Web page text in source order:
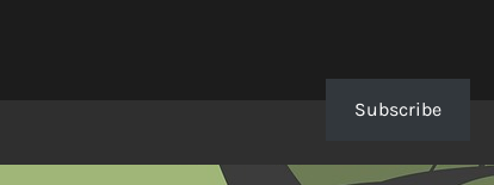
Subscribe